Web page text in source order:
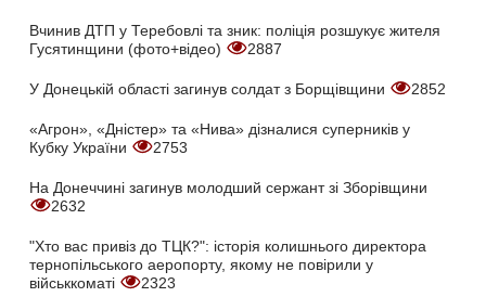
Вчинив ДТП у Теребовлі та зник: поліція розшукує жителя
Гусятинщини (фото+відео)
2887
У Донецькій області загинув солдат з Борщівщини 2852
«Агрон», «Дністер» та «Нива» дізналися суперників у
Кубку України
2753
На Донеччині загинув молодший сержант зі Зборівщини
2632
"Хто вас привіз до ТЦК?": історія колишнього директора
тернопільського аеропорту, якому не повірили у
військкоматі
2323